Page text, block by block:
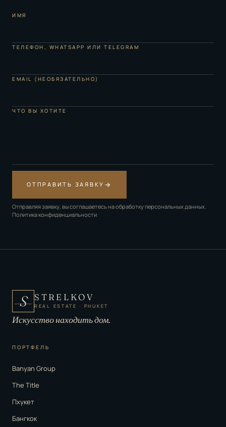
ИМЯ
ТЕЛЕФОН, WHATSAPP ИЛИ TELEGRAM
EMAIL (НЕОБЯЗАТЕЛЬНО)
ЧТО ВЫ ХОТИТЕ
ОТПРАВИТЬ ЗАЯВКУ →
Отправляя заявку, вы соглашаетесь на обработку персональных данных.
Политика конфиденциальности
S STRELKOV
REAL ESTATE · PHUKET
Искусство находить дом.
ПОРТФЕЛЬ
Banyan Group
The Title
Пхукет
Бангкок